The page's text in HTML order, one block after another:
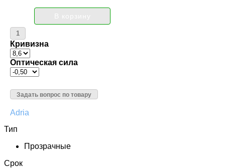
Кривизна
Оптическая сила
Задать вопрос по товару
Adria
Тип
Прозрачные
Срок